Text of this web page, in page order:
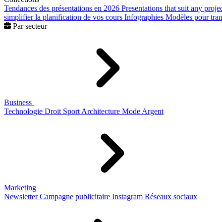
Tendances des présentations en 2026 Presentations that suit any
simplifier la planification de vos cours Infographies Modèles pour
Par secteur
Business
Technologie Droit Sport Architecture Mode Argent
Marketing
Newsletter Campagne publicitaire Instagram Réseaux sociaux